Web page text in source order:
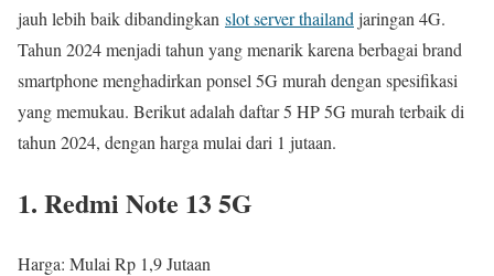
jauh lebih baik dibandingkan slot server thailand jaringan 4G.
Tahun 2024 menjadi tahun yang menarik karena berbagai brand
smartphone menghadirkan ponsel 5G murah dengan spesifikasi
yang memukau. Berikut adalah daftar 5 HP 5G murah terbaik di
tahun 2024, dengan harga mulai dari 1 jutaan.
1. Redmi Note 13 5G
Harga: Mulai Rp 1,9 Jutaan